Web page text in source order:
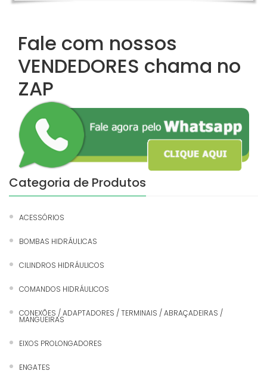
Fale com nossos
VENDEDORES chama no
ZAP
Categoria de Produtos
ACESSÓRIOS
BOMBAS HIDRÁULICAS
CILINDROS HIDRÁULICOS
COMANDOS HIDRÁULICOS
CONEXÕES / ADAPTADORES / TERMINAIS / ABRAÇADEIRAS /
MANGUEIRAS
EIXOS PROLONGADORES
ENGATES